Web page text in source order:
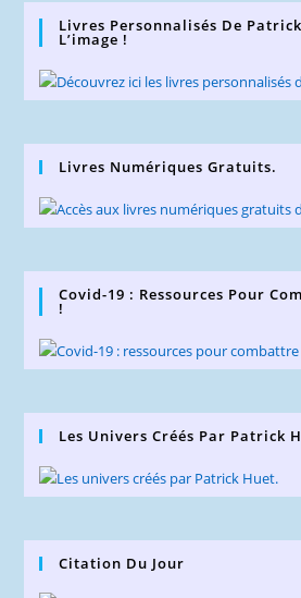
Livres Personnalisés De
L’image !
Livres Numériques Gratuits.
Covid-19 : Ressources Pour
!
Les Univers Créés Par Patrick
Citation Du Jour